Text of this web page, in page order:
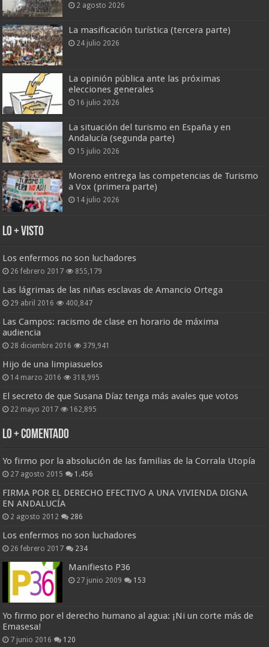
2 agosto 2026
La masificación turística (tercera parte)
24 julio 2026
La opinión pública ante las próximas
elecciones generales
16 julio 2026
La situación del turismo en España y en
Andalucía (segunda parte)
15 julio 2026
Moreno entrega las competencias de Turismo
a Vox (primera parte)
14 julio 2026
Lo + Visto
Los enfermos no son luchadores
26 febrero 2017 855,179
Las lágrimas de las niñas esclavas de Amancio Ortega
29 abril 2016 400,847
Las Campos: racismo de clase en horario de máxima
audiencia
28 diciembre 2016 379,941
Hijo de una limpiasuelos
14 marzo 2016 318,995
El secreto de que Susana Díaz tenga más avales que votos
22 mayo 2017 162,895
Lo + Comentado
Yo firmo por la absolución de las familias de la Corrala Utopía
27 agosto 2015 1.456
FIRMA POR EL DERECHO EFECTIVO A UNA VIVIENDA DIGNA
EN ANDALUCÍA
2 agosto 2012 286
Los enfermos no son luchadores
26 febrero 2017 234
Manifiesto P36
27 junio 2009 153
Yo firmo por el derecho humano al agua: ¡Ni un corte más de
Emasesa!
7 junio 2016 120